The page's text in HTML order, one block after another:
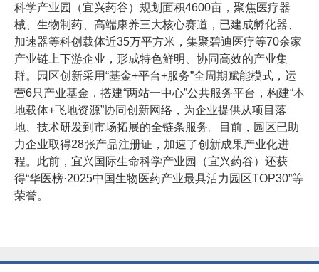
科学产业园（宜兴药谷）规划面积4600亩，聚焦医疗器
械、生物制药、高端康养三大核心赛道，已建成孵化器、
加速器等科创载体近35万平方米，集聚碧迪医疗等70余家
产业链上下游企业，形成特色鲜明、协同高效的产业集
群。园区创新采用“基金+平台+服务”全周期赋能模式，运
营6只产业基金，搭建“两站一中心”公共服务平台，构建“本
地载体+飞地资源”协同创新网络，为企业提供从项目落
地、技术研发到市场拓展的全链条服务。目前，园区已助
力企业取得28张产品注册证，加速了创新成果产业化进
程。此前，宜兴国际生命科学产业园（宜兴药谷）还获
得“华医榜·2025中国生物医药产业最具活力园区TOP30”等
荣誉。